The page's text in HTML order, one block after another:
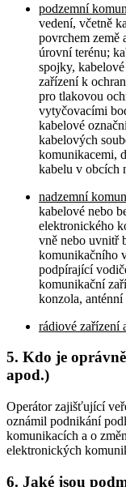
podzemní
vedení, včetně
povrchem země
úrovní terénu;
spojky,
zařízení k
pro tlakovou
vytyčovacími
kabelové
kabelových
komunikacemi,
kabelu v obcích
nadzemní
kabelové nebo
elektronického
vně nebo uvnitř
komunikačního
podpírající
komunikační
konzola, anténní
rádiové zařízení
5. Kdo je
apod.)
Operátor zajišťující
oznámil podnikání
komunikacích a o
elektronických
6. Jaké jsou